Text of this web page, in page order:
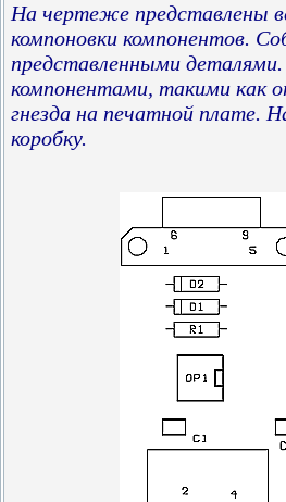
На чертеже представлены
компоновки компонентов.
представленными
компонентами, такими как
гнезда на печатной плате.
коробку.